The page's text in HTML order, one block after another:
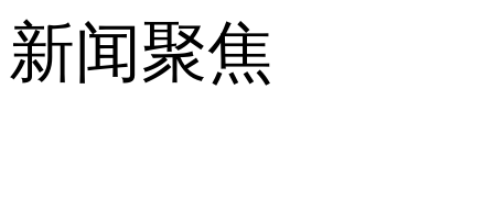
新闻聚焦